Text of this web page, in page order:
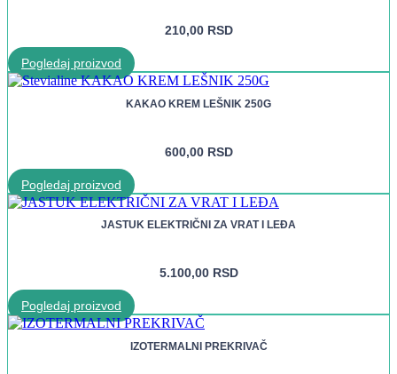
210,00 RSD
Pogledaj proizvod
KAKAO KREM LEŠNIK 250G
600,00 RSD
Pogledaj proizvod
JASTUK ELEKTRIČNI ZA VRAT I LEĐA
5.100,00 RSD
Pogledaj proizvod
IZOTERMALNI PREKRIVAČ